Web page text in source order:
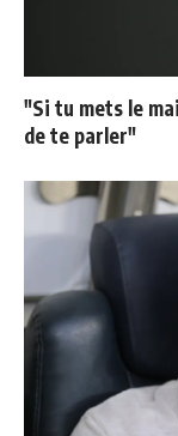
"Si tu mets le
de te parler"